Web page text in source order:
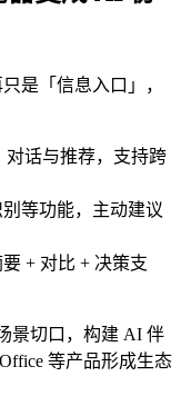
是「信息入口」，
对话与推荐，支持跨
等功能，主动建议
+ 对比 + 决策支
景切口，构建 AI 伴
等产品形成生态